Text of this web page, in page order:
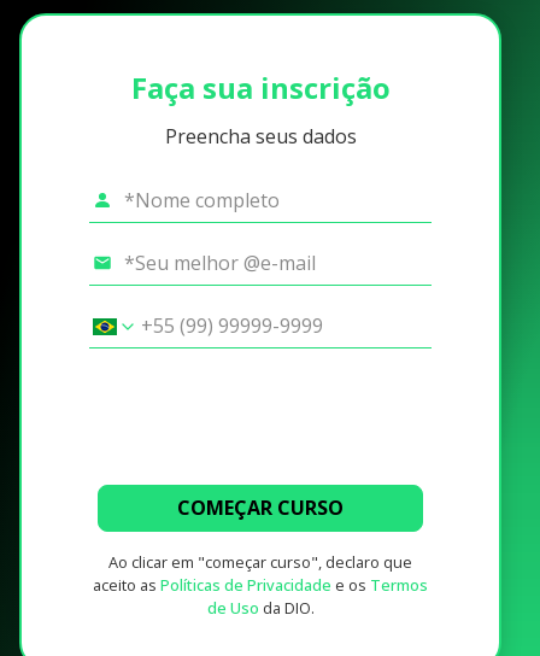
Faça sua inscrição
Preencha seus dados
COMEÇAR CURSO
Ao clicar em "começar curso", declaro que
aceito as Políticas de Privacidade e os Termos
de Uso da DIO.